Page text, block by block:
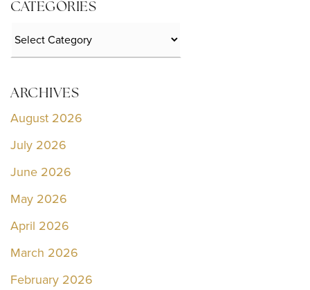
CATEGORIES
ARCHIVES
August 2026
July 2026
June 2026
May 2026
April 2026
March 2026
February 2026